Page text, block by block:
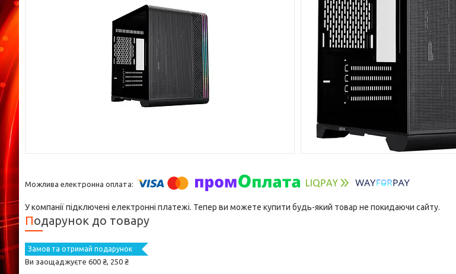
У компанії підключені електронні платежі. Тепер ви можете купити будь-який товар не покидаючи сайту.
Подарунок до товару
Замов та отримай подарунок
Ви заощаджуєте 600 ₴, 250 ₴